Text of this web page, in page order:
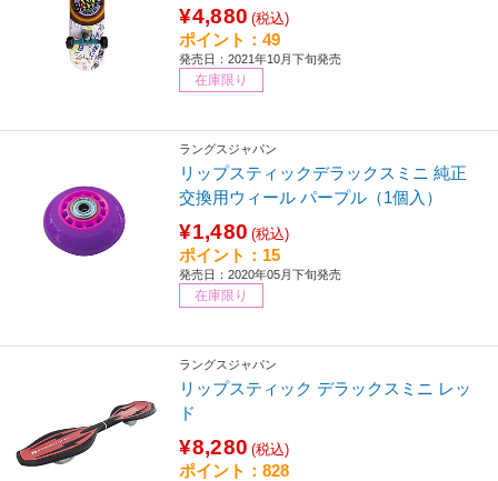
¥4,880 (税込)
ポイント：49
発売日：2021年10月下旬発売
在庫限り
ラングスジャパン
リップスティックデラックスミニ 純正
交換用ウィール パープル（1個入）
¥1,480 (税込)
ポイント：15
発売日：2020年05月下旬発売
在庫限り
ラングスジャパン
リップスティック デラックスミニ レッ
ド
¥8,280 (税込)
ポイント：828